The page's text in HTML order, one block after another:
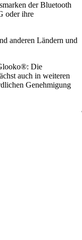
der Bluetooth
oder ihre
anderen Ländern und
Die
auch in weiteren
Genehmigung